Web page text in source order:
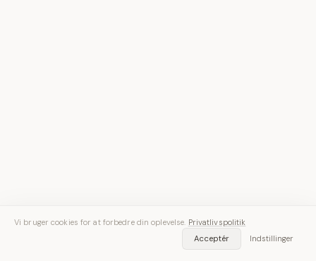
Vi bruger cookies for at forbedre din oplevelse. Privatlivspolitik
Acceptér
Indstillinger